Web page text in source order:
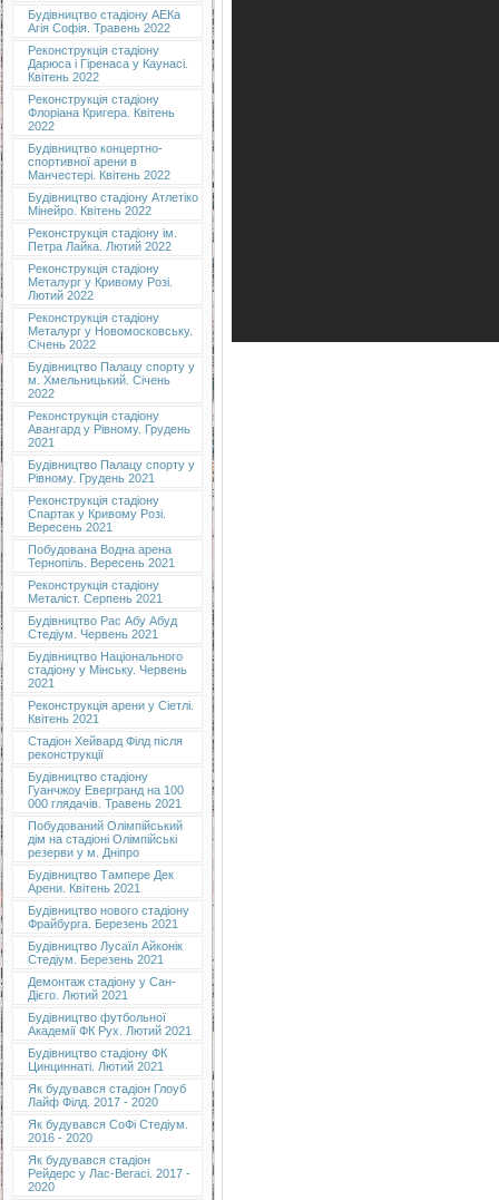
Будівництво стадіону АЕКа
Агія Софія. Травень 2022
Реконструкція стадіону
Дарюса і Гіренаса у Каунасі.
Квітень 2022
Реконструкція стадіону
Флоріана Кригера. Квітень
2022
Будівництво концертно-
спортивної арени в
Манчестері. Квітень 2022
Будівництво стадіону Атлетіко
Мінейро. Квітень 2022
Реконструкція стадіону ім.
Петра Лайка. Лютий 2022
Реконструкція стадіону
Металург у Кривому Розі.
Лютий 2022
Реконструкція стадіону
Металург у Новомосковську.
Січень 2022
Будівництво Палацу спорту у
м. Хмельницький. Січень
2022
Реконструкція стадіону
Авангард у Рівному. Грудень
2021
Будівництво Палацу спорту у
Рівному. Грудень 2021
Реконструкція стадіону
Спартак у Кривому Розі.
Вересень 2021
Побудована Водна арена
Тернопіль. Вересень 2021
Реконструкція стадіону
Металіст. Серпень 2021
Будівництво Рас Абу Абуд
Стедіум. Червень 2021
Будівництво Національного
стадіону у Мінську. Червень
2021
Реконструкція арени у Сіетлі.
Квітень 2021
Стадіон Хейвард Філд після
реконструкції
Будівництво стадіону
Гуанчжоу Евергранд на 100
000 глядачів. Травень 2021
Побудований Олімпійський
дім на стадіоні Олімпійські
резерви у м. Дніпро
Будівництво Тампере Дек
Арени. Квітень 2021
Будівництво нового стадіону
Фрайбурга. Березень 2021
Будівництво Лусаїл Айконік
Стедіум. Березень 2021
Демонтаж стадіону у Сан-
Дієго. Лютий 2021
Будівництво футбольної
Академії ФК Рух. Лютий 2021
Будівництво стадіону ФК
Цинциннаті. Лютий 2021
Як будувався стадіон Глоуб
Лайф Філд. 2017 - 2020
Як будувався СоФі Стедіум.
2016 - 2020
Як будувався стадіон
Рейдерс у Лас-Вегасі. 2017 -
2020